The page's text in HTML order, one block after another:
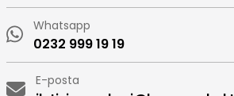
Whatsapp
0232 999 19 19
E-posta